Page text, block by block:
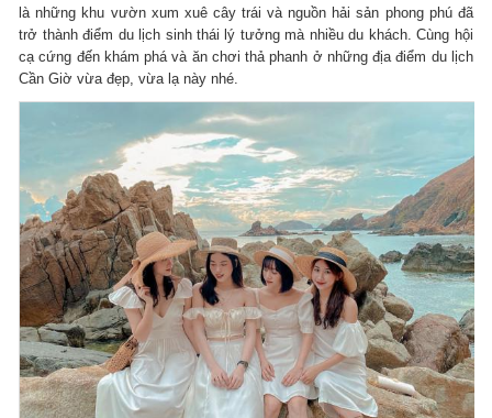
là những khu vườn xum xuê cây trái và nguồn hải sản phong phú đã
trở thành điểm du lịch sinh thái lý tưởng mà nhiều du khách. Cùng hội
cạ cứng đến khám phá và ăn chơi thả phanh ở những địa điểm du lịch
Cần Giờ vừa đẹp, vừa lạ này nhé.